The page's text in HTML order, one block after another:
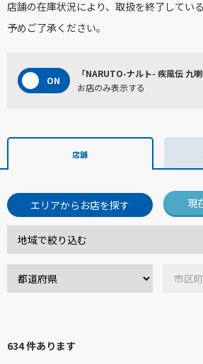
店舗の在庫状況により、取扱を終了してい
予めご了承ください。
「NARUTO-ナルト- 疾風伝 九
お店のみ表示する
店舗
エリアからお店を探す 現
634 件あります